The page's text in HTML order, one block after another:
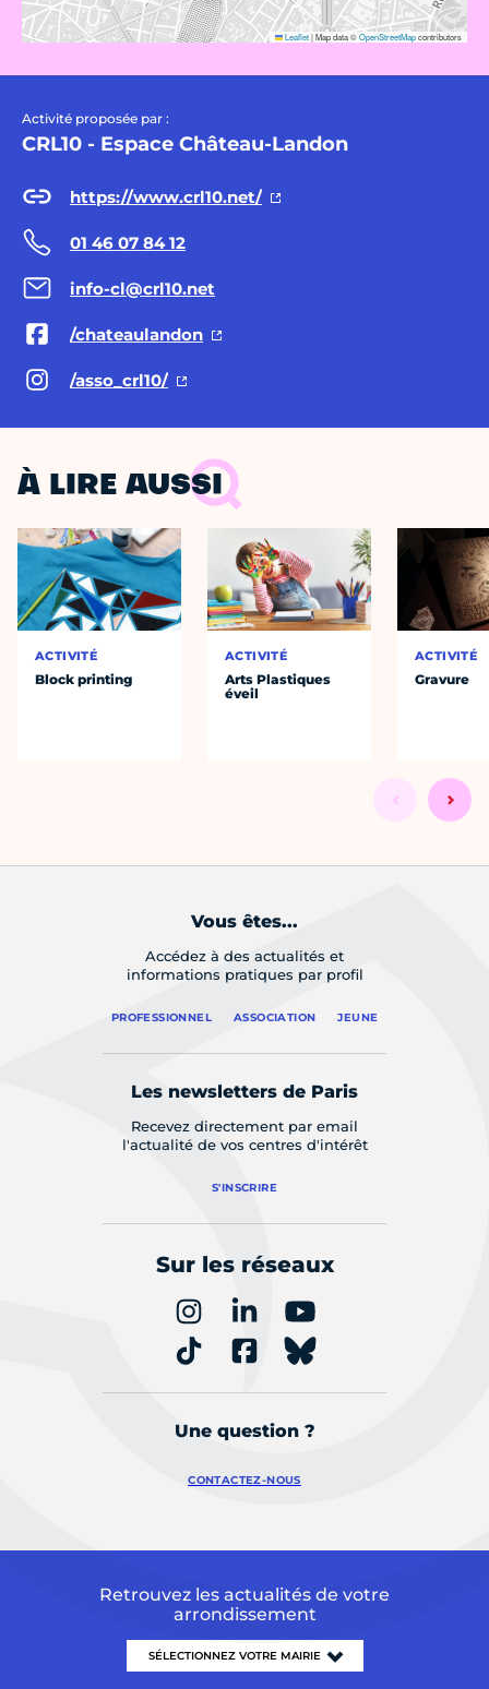
Leaflet|Map data ©OpenStreetMapcontributors
Activité proposée par :
CRL10 - Espace Château-Landon
https://www.crl10.net/
01 46 07 84 12
info-cl@crl10.net
/chateaulandon
/asso_crl10/
À LIRE AUSSI
ACTIVITÉ
Block printing
ACTIVITÉ
Arts Plastiques
éveil
ACTIVITÉ
Gravure
Vous êtes...
Accédez à des actualités et
informations pratiques par profil
PROFESSIONNEL ASSOCIATION JEUNE
Les newsletters de Paris
Recevez directement par email
l'actualité de vos centres d'intérêt
S'INSCRIRE
Sur les réseaux
Une question ?
CONTACTEZ-NOUS
Retrouvez les actualités de votre
arrondissement